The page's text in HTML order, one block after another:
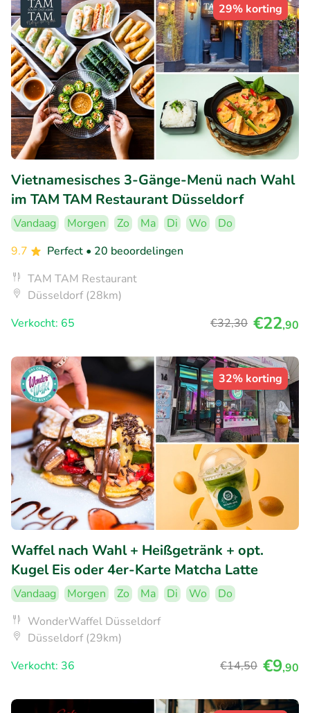
29% korting
Vietnamesisches 3-Gänge-Menü nach Wahl
im TAM TAM Restaurant Düsseldorf
Vandaag Morgen Zo Ma Di Wo
Do
9.7
Perfect • 20 beoordelingen
TAM TAM Restaurant
Düsseldorf (28km)
Verkocht: 65
€32,30 €22,90
32% korting
Waffel nach Wahl + Heißgetränk + opt.
Kugel Eis oder 4er-Karte Matcha Latte
Vandaag Morgen Zo Ma Di Wo
Do
WonderWaffel Düsseldorf
Düsseldorf (29km)
Verkocht: 36
€14,50 €9,90